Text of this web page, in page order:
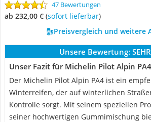
47 Bewertungen
ab 232,00 € ( Sofort lieferbar)
Preisvergleich und weitere
Unsere Bewertung:
Unser Fazit für Michelin Pilot Alpin
Der Michelin Pilot Alpin PA4 ist ein
Winterreifen, der auf winterlichen
Kontrolle sorgt. Mit seinem speziellen
seiner hochwertigen Gummimischung